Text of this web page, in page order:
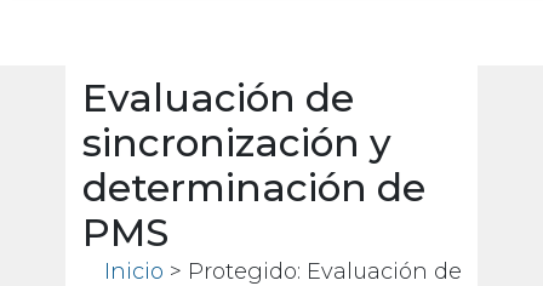
Evaluación de
sincronización y
determinación de
PMS
Inicio > Protegido: Evaluación de